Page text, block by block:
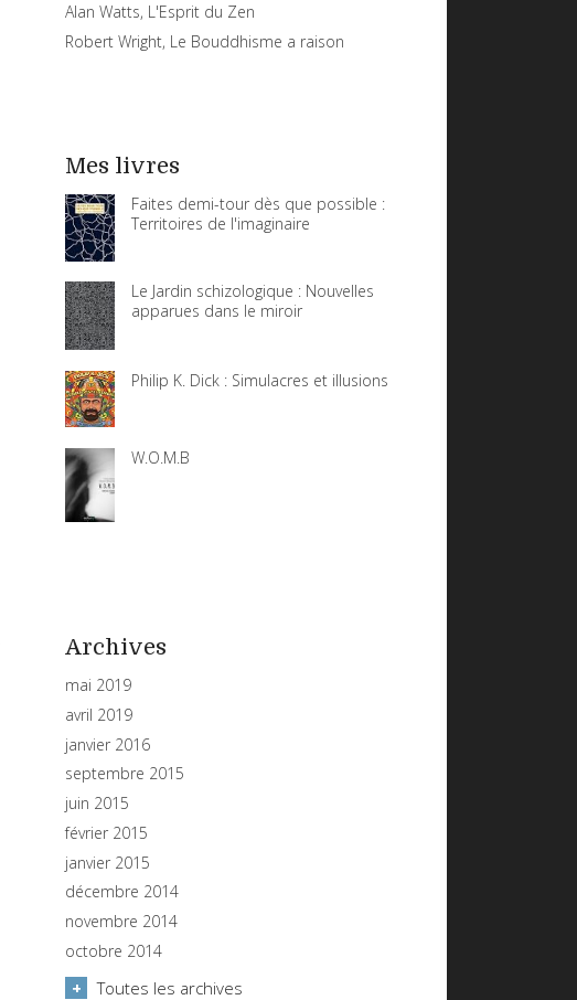
Alan Watts, L'Esprit du Zen
Robert Wright, Le Bouddhisme a raison
Mes livres
Faites demi-tour dès que possible :
Territoires de l'imaginaire
Le Jardin schizologique : Nouvelles
apparues dans le miroir
Philip K. Dick : Simulacres et illusions
W.O.M.B
Archives
mai 2019
avril 2019
janvier 2016
septembre 2015
juin 2015
février 2015
janvier 2015
décembre 2014
novembre 2014
octobre 2014
Toutes les archives